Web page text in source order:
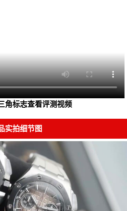
角标志查看评测视频
实拍细节图